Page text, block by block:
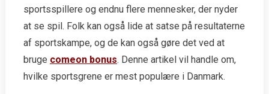
sportsspillere og endnu flere mennesker, der nyder
at se spil. Folk kan også lide at satse på resultaterne
af sportskampe, og de kan også gøre det ved at
bruge comeon bonus. Denne artikel vil handle om,
hvilke sportsgrene er mest populære i Danmark.